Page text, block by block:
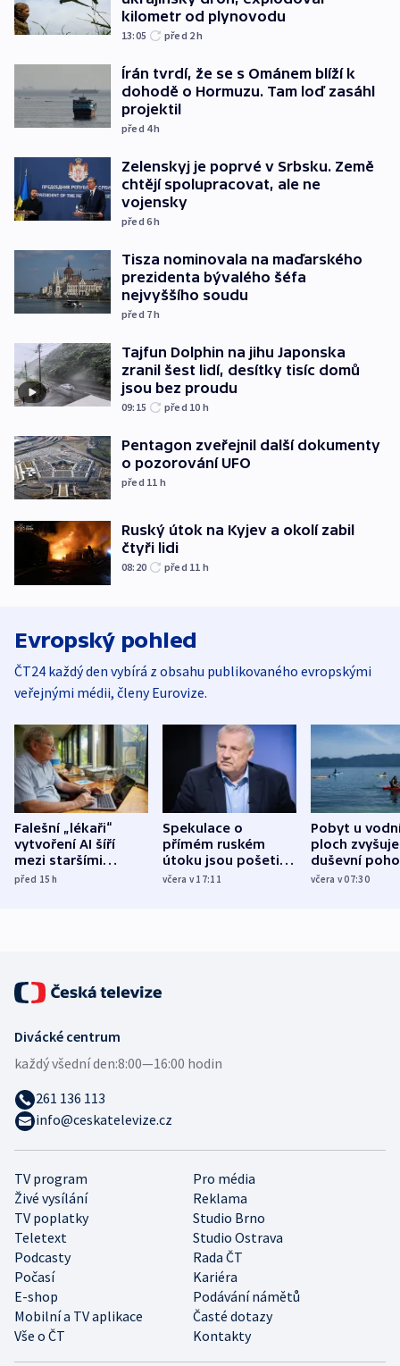
kilometr od plynovodu
13:05 před 2h
Írán tvrdí, že se s Ománem blíží k
dohodě o Hormuzu. Tam loď zasáhl
projektil
před 4h
Zelenskyj je poprvé v Srbsku. Země
chtějí spolupracovat, ale ne
vojensky
před 6h
Tisza nominovala na maďarského
prezidenta bývalého šéfa
nejvyššího soudu
před 7h
Tajfun Dolphin na jihu Japonska
zranil šest lidí, desítky tisíc domů
jsou bez proudu
09:15 před 10 h
Pentagon zveřejnil další dokumenty
o pozorování UFO
před 11 h
Ruský útok na Kyjev a okolí zabil
čtyři lidi
08:20 před 11 h
Evropský pohled
ČT24 každý den vybírá z obsahu publikovaného evropskými
veřejnými médii, členy Eurovize.
Falešní „lékaři“
vytvoření AI šíří
mezi staršími
Poláky nebezpečné
před 15h
Spekulace o
přímém ruském
útoku jsou pošetilé,
míní estonský
včera v 17:11
Pobyt u
ploch zvyšuje
duševní
ukázala
včera v 07:30
TV program
Pro média
Živé vysílání
Reklama
TV poplatky
Studio Brno
Teletext
Studio Ostrava
Podcasty
Rada ČT
Počasí
Kariéra
E-shop
Podávání námětů
Mobilní a TV aplikace
Časté dotazy
Vše o ČT
Kontakty
Divácké centrum
každý všední den:8:00—16:00 hodin
261 136 113
info@ceskatelevize.cz